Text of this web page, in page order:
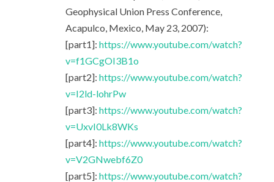
Geophysical Union Press Conference,
Acapulco, Mexico, May 23, 2007):
[part1]: https://www.youtube.com/watch?
v=f1GCgOI3B1o
[part2]: https://www.youtube.com/watch?
v=I2ld-lohrPw
[part3]: https://www.youtube.com/watch?
v=UxvI0Lk8WKs
[part4]: https://www.youtube.com/watch?
v=V2GNwebf6Z0
[part5]: https://www.youtube.com/watch?